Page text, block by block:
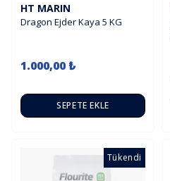
HT MARIN
Dragon Ejder Kaya 5 KG
1.000,00 ₺
SEPETE EKLE
Tükendi